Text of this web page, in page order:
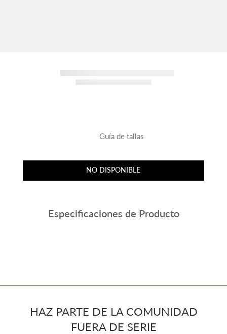
Guía de tallas
NO DISPONIBLE
Especificaciones de Producto
HAZ PARTE DE LA COMUNIDAD
FUERA DE SERIE